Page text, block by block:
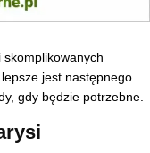
jest następnego
gdy będzie potrzebne.